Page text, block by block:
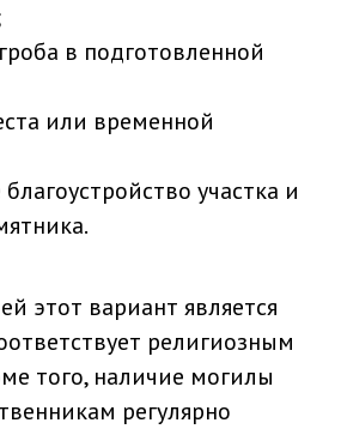
в подготовленной
или временной
участка и
этот вариант является
религиозным
того, наличие могилы
регулярно